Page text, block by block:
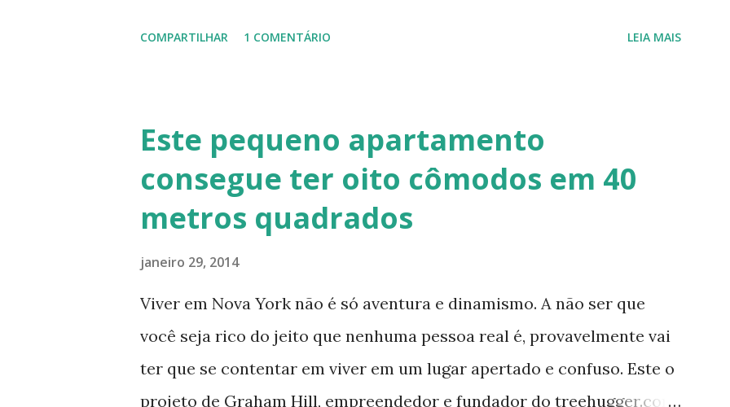
vários usos: revestimentos de paredes (convencionais, de madeira ou
de terra), relevos artísticos, coberturas e também como estruturas.
Fonte: http://www.ecocentro.org/ Telhado em Calfitice Externo
COMPARTILHAR 1 COMENTÁRIO LEIA MAIS
Este pequeno apartamento
consegue ter oito cômodos em 40
metros quadrados
janeiro 29, 2014
Viver em Nova York não é só aventura e dinamismo. A não ser que
você seja rico do jeito que nenhuma pessoa real é, provavelmente vai
ter que se contentar em viver em um lugar apertado e confuso. Este o
projeto de Graham Hill, empreendedor e fundador do treehugger.com